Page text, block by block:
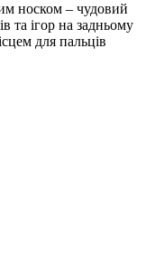
носком – чудовий
та ігор на задньому
для пальців